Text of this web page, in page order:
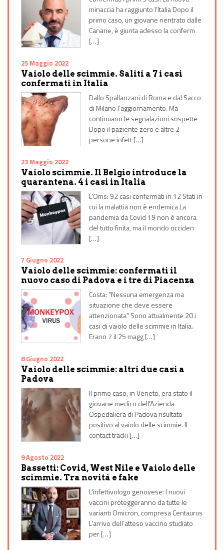
minaccia ha raggiunto l'Italia Dopo il
primo caso, un giovane rientrato dalle
Canarie, è giunta adesso la conferm
[…]
25 Maggio 2022
Vaiolo delle scimmie. Saliti a 7 i casi
confermati in Italia
Dallo Spallanzani di Roma e dal Sacco
di Milano l'aggiornamento. Ma
continuano le segnalazioni sospette
Dopo il paziente zero e altre 2
persone infett […]
23 Maggio 2022
Vaiolo scimmie. Il Belgio introduce la
quarantena. 4 i casi in Italia
L’Oms: 92 casi confermati in 12 Stati in
cui la malattia non è endemica La
pandemia da Covid 19 non è ancora
del tutto finita, ma il mondo occiden
[…]
7 Giugno 2022
Vaiolo delle scimmie: confermati il
nuovo caso di Padova e i tre di Piacenza
Costa: "Nessuna emergenza ma
situazione che deve essere
attenzionata" Sono attualmente 20 i
casi di vaiolo delle scimmie in Italia.
Erano 7 il 25 magg […]
8 Giugno 2022
Vaiolo delle scimmie: altri due casi a
Padova
Il primo caso, in Veneto, era stato il
giovane medico dell'Azienda
Ospedaliera di Padova risultato
positivo al vaiolo delle scimmie. Il
contact tracki […]
9 Agosto 2022
Bassetti: Covid, West Nile e Vaiolo delle
scimmie. Tra novità e fake
L'infettivologo genovese: I nuovi
vaccini proteggeranno da tutte le
varianti Omicron, compresa Centaurus
L’arrivo dell’atteso vaccino studiato
per […]